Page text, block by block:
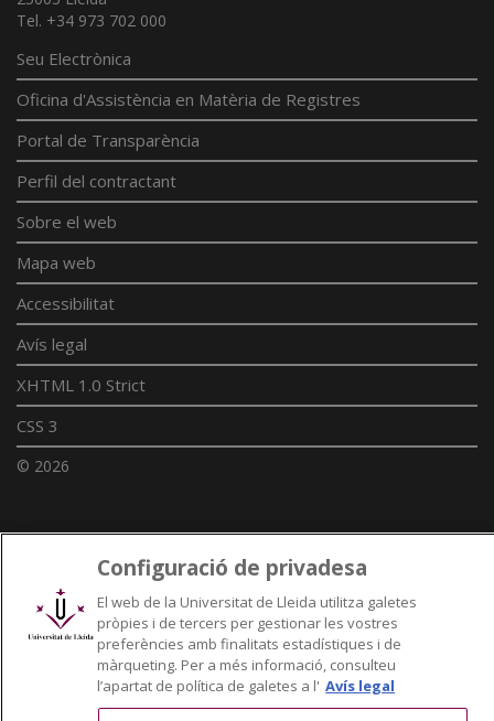
Tel. +34 973 702 000
Seu Electrònica
Oficina d'Assistència en Matèria de Registres
Portal de Transparència
Perfil del contractant
Sobre el web
Mapa web
Accessibilitat
Avís legal
XHTML 1.0 Strict
CSS 3
© 2026
Enllaços UdL
Xarxes universitàries
Configuració de privadesa
El web de la Universitat de Lleida utilitza galetes
pròpies i de tercers per gestionar les vostres
preferències amb finalitats estadístiques i de
màrqueting. Per a més informació, consulteu
l’apartat de política de galetes a l' Avís legal